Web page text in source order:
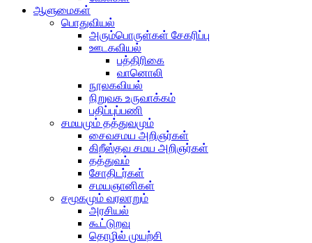
ஆளுமைகள்
பொதுவியல்
அரும்பொருள்கள் சேகரிப்பு
ஊடகவியல்
பத்திரிகை
வானொலி
நூலகவியல்
நிறுவக உருவாக்கம்
பதிப்புப்பணி
சமயமும் தத்துவமும்
சைவசமய அறிஞர்கள்
கிறீஸ்தவ சமய அறிஞர்கள்
தத்துவம்
சோதிடர்கள்
சமயஞானிகள்
சமூகமும் வரலாறும்
அரசியல்
கூட்டுறவு
தொழில் முயற்சி